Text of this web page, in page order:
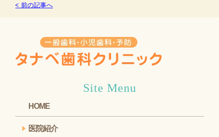
< 前の記事へ
Site Menu
HOME
医院紹介